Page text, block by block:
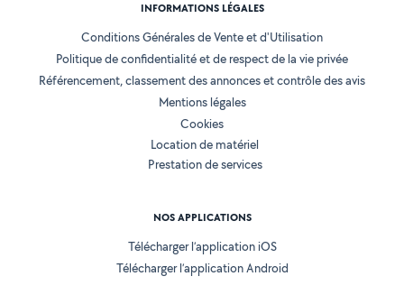
INFORMATIONS LÉGALES
Conditions Générales de Vente et d'Utilisation
Politique de confidentialité et de respect de la vie privée
Référencement, classement des annonces et contrôle des avis
Mentions légales
Cookies
Location de matériel
Prestation de services
NOS APPLICATIONS
Télécharger l’application iOS
Télécharger l’application Android